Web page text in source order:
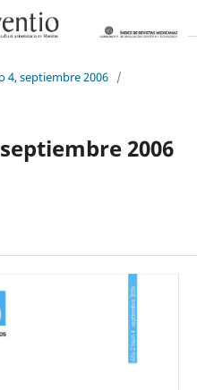
4, septiembre 2006 /
2006